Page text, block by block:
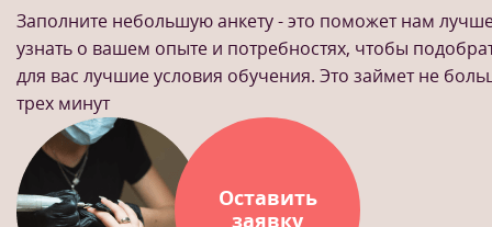
Заполните небольшую анкету - это поможет нам
узнать о вашем опыте и потребностях, чтобы
для вас лучшие условия обучения. Это займет не
трех минут
Оставить
заявку